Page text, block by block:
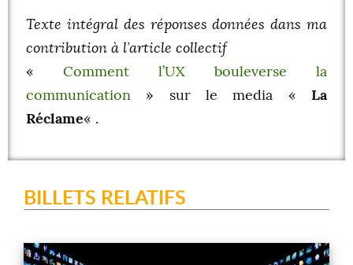
Texte intégral des réponses données dans ma
contribution à l’article collectif
« Comment l’UX bouleverse la
communication» sur le media « La
Réclame« .
BILLETS RELATIFS